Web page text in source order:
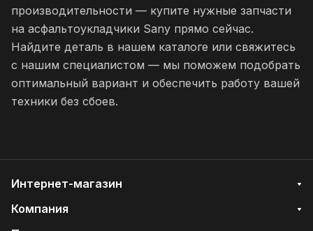
производительности — купите нужные запчасти
на асфальтоукладчики Sany прямо сейчас.
Найдите деталь в нашем каталоге или свяжитесь
с нашим специалистом — мы поможем подобрать
оптимальный вариант и обеспечить работу вашей
техники без сбоев.
Интернет-магазин
Компания